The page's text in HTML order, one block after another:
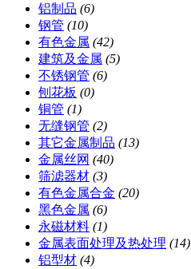
铝制品 (6)
钢管 (10)
有色金属 (42)
建筑及金属 (5)
不锈钢管 (6)
刨花板 (0)
铜管 (1)
无缝钢管 (2)
其它金属制品 (13)
金属丝网 (40)
筛滤器材 (3)
有色金属合金 (20)
黑色金属 (6)
永磁材料 (1)
金属表面处理及热处理 (14)
铝型材 (4)